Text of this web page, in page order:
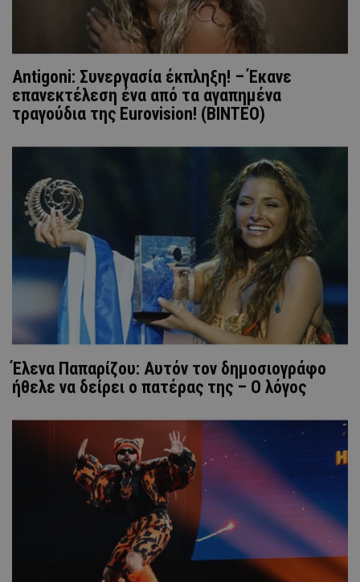
Antigoni: Συνεργασία έκπληξη! – Έκανε
επανεκτέλεση ένα από τα αγαπημένα
τραγούδια της Eurovision! (BINTEO)
Έλενα Παπαρίζου: Αυτόν τον δημοσιογράφο
ήθελε να δείρει ο πατέρας της – Ο λόγος